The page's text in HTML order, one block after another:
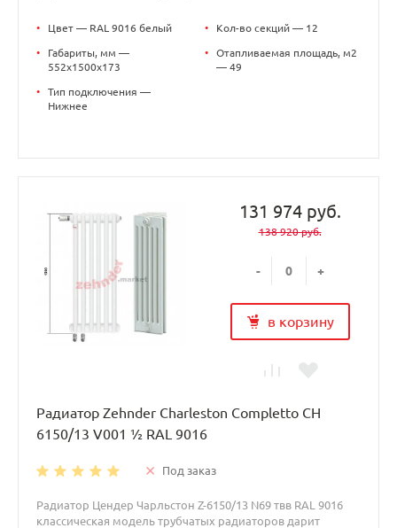
• Цвет — RAL 9016 белый
•
Габариты, мм —
552x1500x173
•
Тип подключения —
Нижнее
• Кол-во секций — 12
•
Отапливаемая площадь, м2
— 49
131 974 руб.
138 920 руб.
- +
в корзину
Радиатор Zehnder Charleston Completto CH
6150/13 V001 ½ RAL 9016
Под заказ
Радиатор Цендер Чарльстон Z-6150/13 N69 твв RAL 9016
классическая модель трубчатых радиаторов дарит